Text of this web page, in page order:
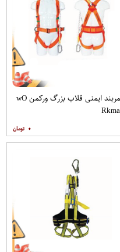
کمربند ایمنی قلاب بزرگ ورکمن wO​
۰